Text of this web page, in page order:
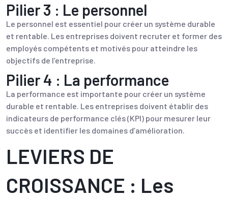
Pilier 3 : Le personnel
Le personnel est essentiel pour créer un système durable
et rentable. Les entreprises doivent recruter et former des
employés compétents et motivés pour atteindre les
objectifs de l’entreprise.
Pilier 4 : La performance
La performance est importante pour créer un système
durable et rentable. Les entreprises doivent établir des
indicateurs de performance clés (KPI) pour mesurer leur
succès et identifier les domaines d’amélioration.
LEVIERS DE
CROISSANCE : Les